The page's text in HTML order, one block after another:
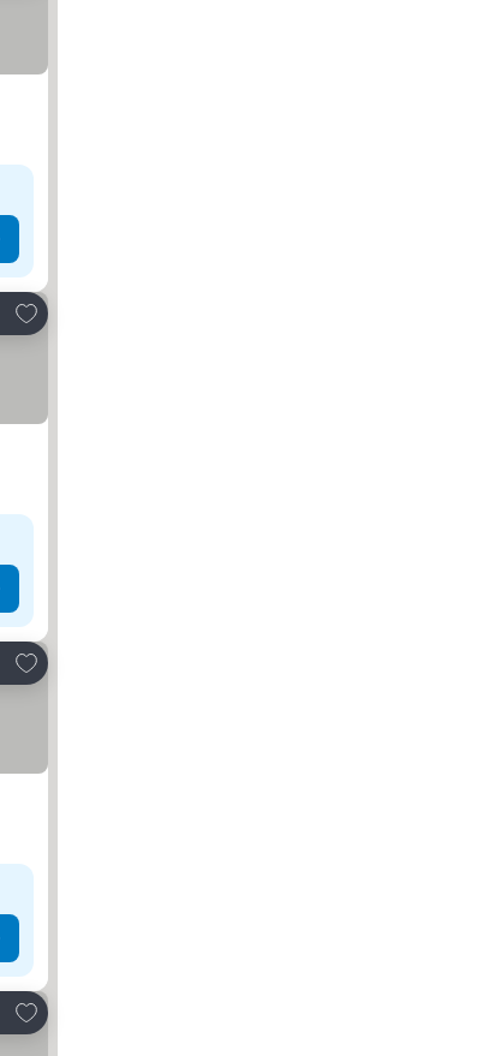
Lägg till i Mina Favoriter
Lägg till i Mina Favoriter
Lägg till i Mina Favoriter